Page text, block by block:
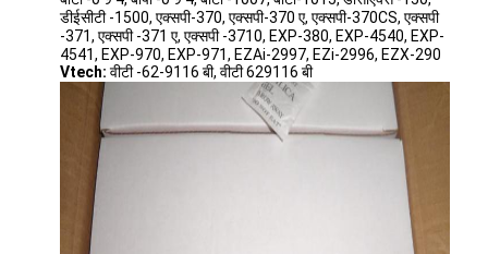
कारखाना भ्रमण
गुणवत्ता नियंत्रण
संपर्क करें
समाचार
अब बात करो
डीईसीटी -1500, एक्सपी-370, एक्सपी-370 ए, एक्सपी-370CS, एक्सपी
-371, एक्सपी -371 ए, एक्सपी -3710, EXP-380, EXP-4540, EXP-
4541, EXP-970, EXP-971, EZAi-2997, EZi-2996, EZX-290
Vtech: वीटी -62-9116 बी, वीटी 629116 बी